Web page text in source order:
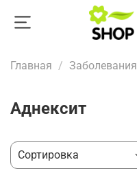
Главная Заболевания
Аднексит